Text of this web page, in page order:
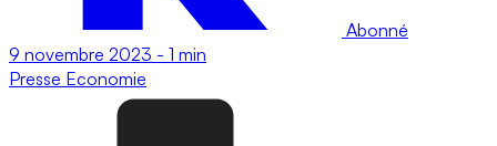
Abonné
9 novembre 2023 - 1 min
Presse Economie